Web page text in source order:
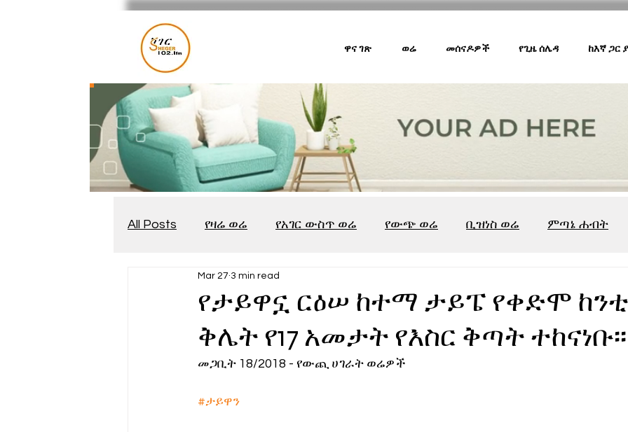
ዋና ገጽ ወሬ መሰናዶዎች የጊዜ ሰሌዳ ከእኛ ጋር
All Posts የዛሬ ወሬ የአገር ውስጥ ወሬ የውጭ ወሬ ቢዝነስ ወሬ ምጣኔ ሐብት
የጨዋታ እንግዳ
የሀኪምዎ መልዕክት ባዮቴክኖሎጂ
የታይዋኗ ርዕሠ ከተማ ታይፔ የቀድሞ
ቅሌት የ17 አመታት የእስር ቅጣት ተከናነቡ፡፡
Mar 27 3 min read
መጋቢት 18/2018 - የውጪ ሀገራት ወሬዎች
#ታይዋን